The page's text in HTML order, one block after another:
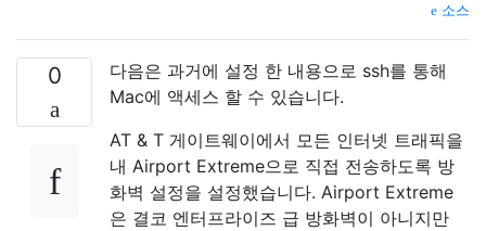
소스
0
다음은 과거에 설정 한 내용으로 ssh를 통해
Mac에 액세스 할 수 있습니다.
AT & T 게이트웨이에서 모든 인터넷 트래픽을
내 Airport Extreme으로 직접 전송하도록 방
화벽 설정을 설정했습니다. Airport Extreme
은 결코 엔터프라이즈 급 방화벽이 아니지만